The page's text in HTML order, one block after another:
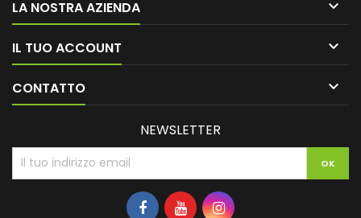
LA NOSTRA AZIENDA 
IL TUO ACCOUNT 
CONTATTO 
NEWSLETTER